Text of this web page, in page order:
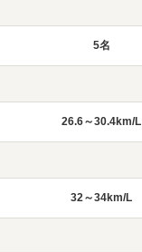
5名
26.6～30.4km/L
32～34km/L